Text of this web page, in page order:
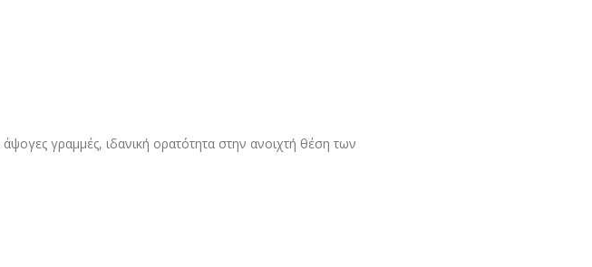
γραμμές, ιδανική ορατότητα στην ανοιχτή θέση των